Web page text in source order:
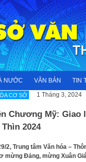
NƯỚC VĂN BẢN TIN
CƠ SỞ 1 Tháng 3, 2024
Chương Mỹ:
2024
2, Trung tâm Văn hóa –
mừng Đảng, mừng Xuân